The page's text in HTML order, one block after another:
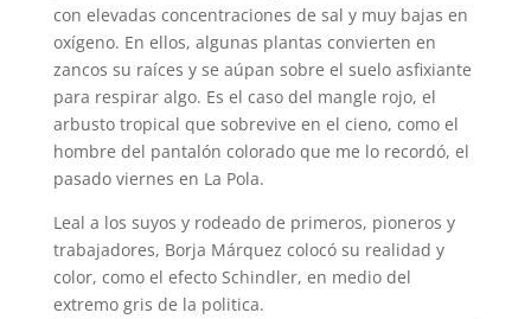
con elevadas concentraciones de sal y muy bajas en
oxígeno. En ellos, algunas plantas convierten en
zancos su raíces y se aúpan sobre el suelo asfixiante
para respirar algo. Es el caso del mangle rojo, el
arbusto tropical que sobrevive en el cieno, como el
hombre del pantalón colorado que me lo recordó, el
pasado viernes en La Pola.
Leal a los suyos y rodeado de primeros, pioneros y
trabajadores, Borja Márquez colocó su realidad y
color, como el efecto Schindler, en medio del
extremo gris de la politica.